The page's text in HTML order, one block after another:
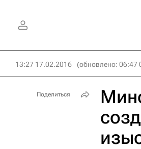
13:27 17.02.2016 (обновлено: 06:47
Поделиться